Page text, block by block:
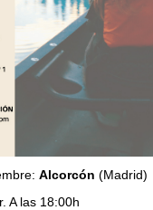
Alcorcón (Madrid)
A las 18:00h